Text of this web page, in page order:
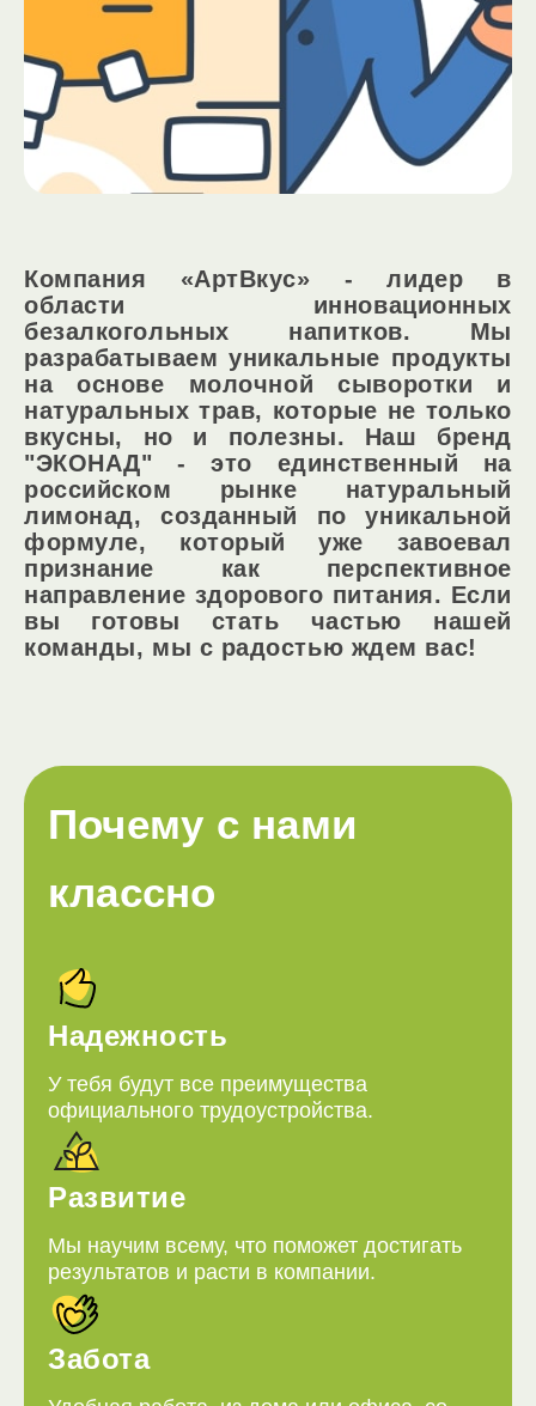
Компания «АртВкус» - лидер в
области инновационных
безалкогольных напитков. Мы
разрабатываем уникальные продукты
на основе молочной сыворотки и
натуральных трав, которые не только
вкусны, но и полезны. Наш бренд
"ЭКОНАД" - это единственный на
российском рынке натуральный
лимонад, созданный по уникальной
формуле, который уже завоевал
признание как перспективное
направление здорового питания. Если
вы готовы стать частью нашей
команды, мы с радостью ждем вас!
Почему с нами
классно
Надежность
У тебя будут все преимущества
официального трудоустройства.
Развитие
Мы научим всему, что поможет достигать
результатов и расти в компании.
Забота